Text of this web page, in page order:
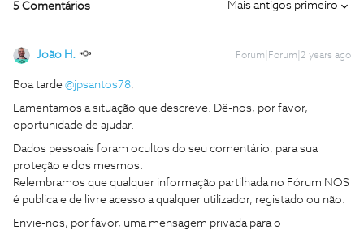
5 Comentários Mais antigos primeiro
João H. Forum|Forum|2 years ago
Boa tarde @jpsantos78,
Lamentamos a situação que descreve. Dê-nos, por favor,
oportunidade de ajudar.
Dados pessoais foram ocultos do seu comentário, para sua
proteção e dos mesmos.
Relembramos que qualquer informação partilhada no Fórum NOS
é publica e de livre acesso a qualquer utilizador, registado ou não.
Envie-nos, por favor, uma mensagem privada para o